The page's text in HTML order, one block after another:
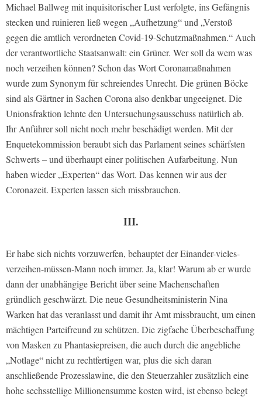
Michael Ballweg mit inquisitorischer Lust verfolgte, ins Gefängnis
stecken und ruinieren ließ wegen „Aufhetzung“ und „Verstoß
gegen die amtlich verordneten Covid-19-Schutzmaßnahmen.“ Auch
der verantwortliche Staatsanwalt: ein Grüner. Wer soll da wem was
noch verzeihen können? Schon das Wort Coronamaßnahmen
wurde zum Synonym für schreiendes Unrecht. Die grünen Böcke
sind als Gärtner in Sachen Corona also denkbar ungeeignet. Die
Unionsfraktion lehnte den Untersuchungsausschuss natürlich ab.
Ihr Anführer soll nicht noch mehr beschädigt werden. Mit der
Enquetekommission beraubt sich das Parlament seines schärfsten
Schwerts – und überhaupt einer politischen Aufarbeitung. Nun
haben wieder „Experten“ das Wort. Das kennen wir aus der
Coronazeit. Experten lassen sich missbrauchen.
III.
Er habe sich nichts vorzuwerfen, behauptet der Einander-vieles-
verzeihen-müssen-Mann noch immer. Ja, klar! Warum ab er wurde
dann der unabhängige Bericht über seine Machenschaften
gründlich geschwärzt. Die neue Gesundheitsministerin Nina
Warken hat das veranlasst und damit ihr Amt missbraucht, um einen
mächtigen Parteifreund zu schützen. Die zigfache Überbeschaffung
von Masken zu Phantasiepreisen, die auch durch die angebliche
„Notlage“ nicht zu rechtfertigen war, plus die sich daran
anschließende Prozesslawine, die den Steuerzahler zusätzlich eine
hohe sechsstellige Millionensumme kosten wird, ist ebenso belegt